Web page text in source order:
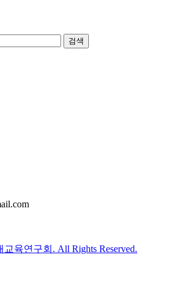
검색
육연구회. All Rights Reserved.